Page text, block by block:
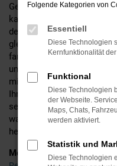
Gebrauch perfekt
kauft, setzt auf einen
der Region rund um
gleich sieben Standorten
familiäre Werte groß. Wir
umfangreiche und
mittlerweile in der dritten
Ihr Händler für Peugeot in
seinerzeit noch als Experte
waren wir auch im
heutigen Tag.
Modelle
Folgende Kategorien von
Essentiell
Diese Technologien
Kernfunktionalität
Funktional
Diese Technologien
der Webseite.
Maps, Chats,
werden aktiviert.
Statistik und
Diese Technologien